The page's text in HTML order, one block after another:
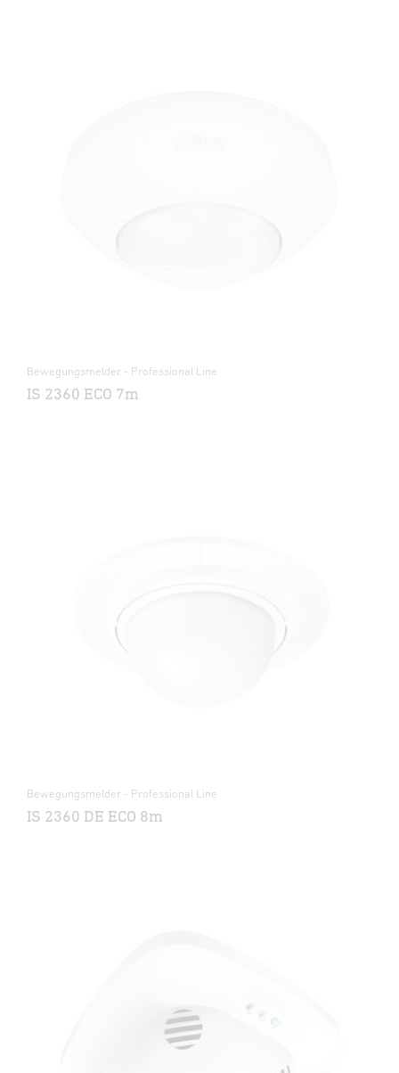
Bewegungsmelder - Professional Line
IS 2360 ECO 7m
Bewegungsmelder - Professional Line
IS 2360 DE ECO 8m